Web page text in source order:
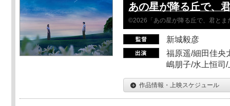
あの星が降る丘で、
©2026「あの星が降る丘で、君とま
新城毅彦
福原遥/細田佳央
嶋朋子/水上恒司
作品情報・上映スケジュール